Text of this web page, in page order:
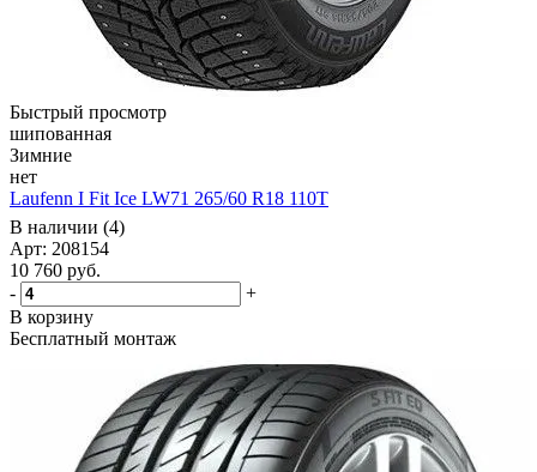
Быстрый просмотр
шипованная
Зимние
нет
Laufenn I Fit Ice LW71 265/60 R18 110T
В наличии (4)
Арт: 208154
10 760 руб.
-
+
В корзину
Бесплатный монтаж